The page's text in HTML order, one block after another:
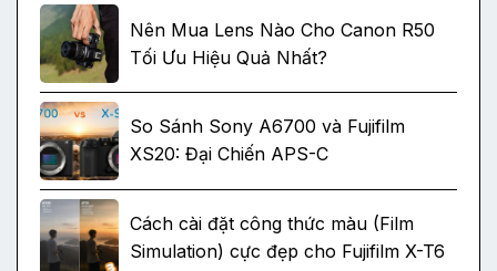
Nên Mua Lens Nào Cho Canon R50
Tối Ưu Hiệu Quả Nhất?
So Sánh Sony A6700 và Fujifilm
XS20: Đại Chiến APS-C
Cách cài đặt công thức màu (Film
Simulation) cực đẹp cho Fujifilm X-T6